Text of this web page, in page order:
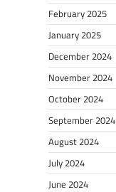
February 2025
January 2025
December 2024
November 2024
October 2024
September 2024
August 2024
July 2024
June 2024